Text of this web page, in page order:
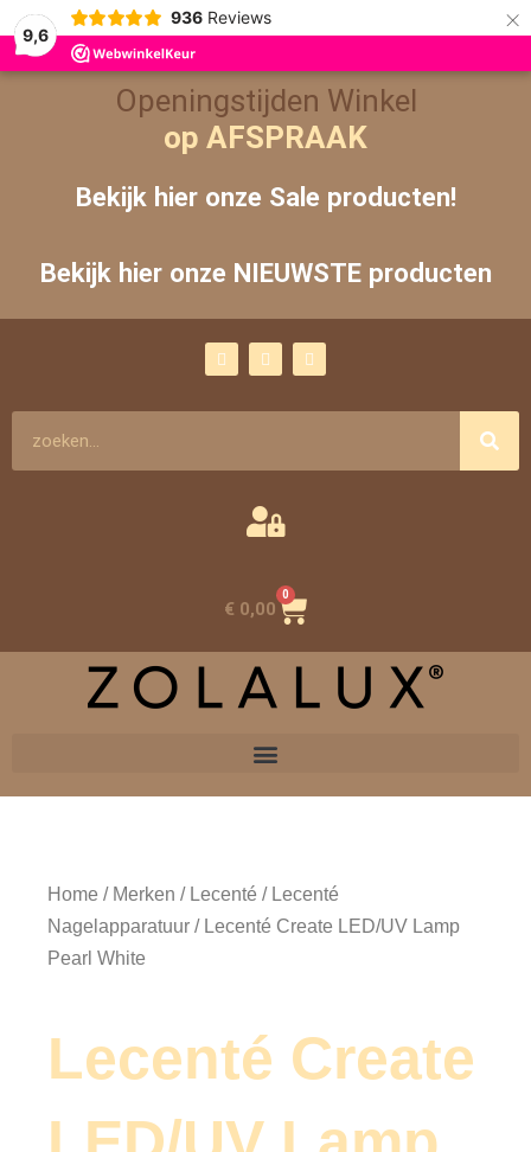
9,6
936 Reviews ×
Openingstijden Winkel
op AFSPRAAK
Bekijk hier onze Sale producten!
Bekijk hier onze NIEUWSTE producten
a
c
n
s
m
o
u
€ 0,00
0
Winkelwagen
Home / Merken / Lecenté / Lecenté
Nagelapparatuur / Lecenté Create LED/UV Lamp
Pearl White
Lecenté Create